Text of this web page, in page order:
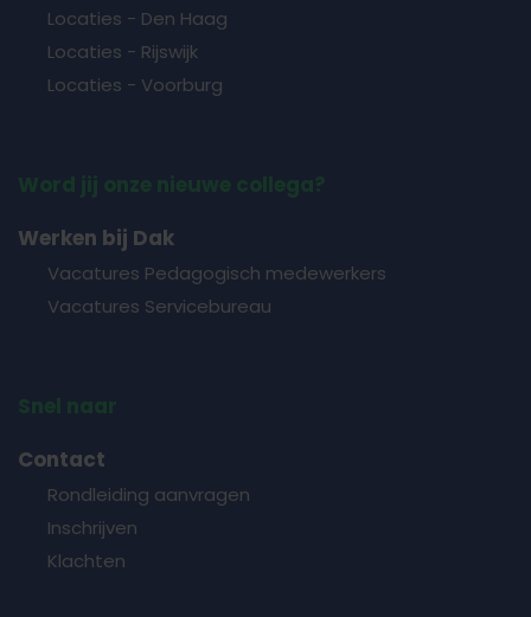
Locaties - Den Haag
Locaties - Rijswijk
Locaties - Voorburg
Word jij onze nieuwe collega?
Werken bij Dak
Vacatures Pedagogisch medewerkers
Vacatures Servicebureau
Snel naar
Contact
Rondleiding aanvragen
Inschrijven
Klachten